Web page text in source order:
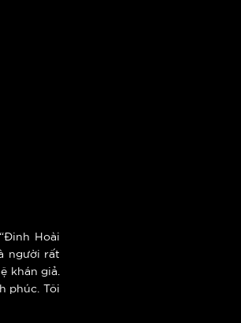
Hoài
người rất
khán giả.
phúc. Tôi